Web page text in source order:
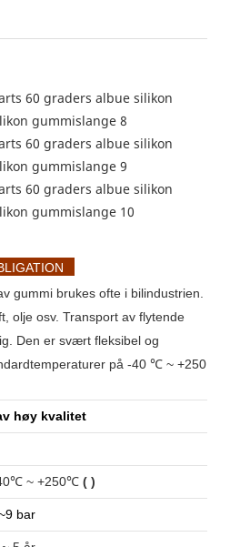
gummi brukes ofte i bilindustrien.
olje osv. Transport av flytende
Den er svært fleksibel og
på -40 ℃ ~ +250
høy kvalitet
~ +250℃ ( )
bar